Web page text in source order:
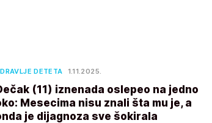
DETETA 1.11.2025.
(11) iznenada oslepeo na jedno
Mesecima nisu znali šta mu je, a
je dijagnoza sve šokirala